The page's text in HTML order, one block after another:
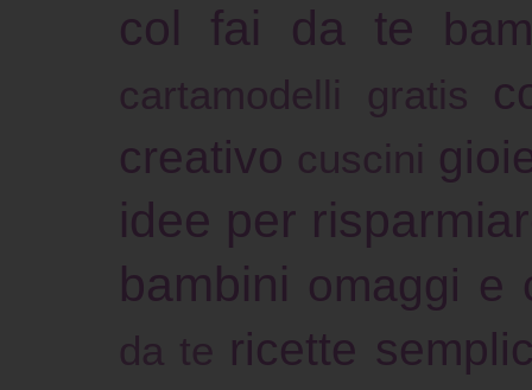
col fai da te
cartamodelli gratis
creativo cuscini
idee per
bambini omaggi e
da te ricette